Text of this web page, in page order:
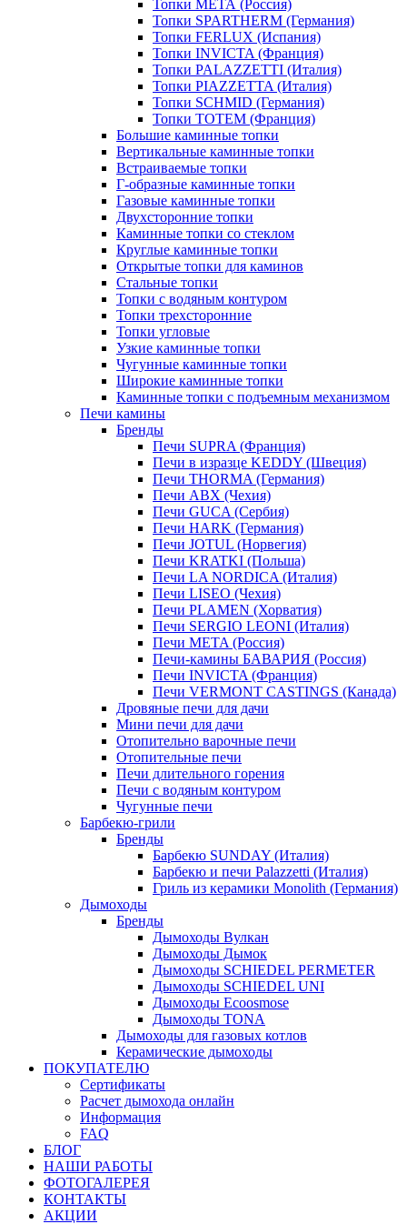
Топки МЕТА (Россия)
Топки SPARTHERM (Германия)
Топки FERLUX (Испания)
Топки INVICTA (Франция)
Топки PALAZZETTI (Италия)
Топки PIAZZETTA (Италия)
Топки SCHMID (Германия)
Топки TOTEM (Франция)
Большие каминные топки
Вертикальные каминные топки
Встраиваемые топки
Г-образные каминные топки
Газовые каминные топки
Двухсторонние топки
Каминные топки со стеклом
Круглые каминные топки
Открытые топки для каминов
Стальные топки
Топки с водяным контуром
Топки трехсторонние
Топки угловые
Узкие каминные топки
Чугунные каминные топки
Широкие каминные топки
Каминные топки с подъемным механизмом
Печи камины
Бренды
Печи SUPRA (Франция)
Печи в изразце KEDDY (Швеция)
Печи THORMA (Германия)
Печи ABX (Чехия)
Печи GUCA (Сербия)
Печи HARK (Германия)
Печи JOTUL (Норвегия)
Печи KRATKI (Польша)
Печи LA NORDICA (Италия)
Печи LISEO (Чехия)
Печи PLAMEN (Хорватия)
Печи SERGIO LEONI (Италия)
Печи META (Россия)
Печи-камины БАВАРИЯ (Россия)
Печи INVICTA (Франция)
Печи VERMONT CASTINGS (Канада)
Дровяные печи для дачи
Мини печи для дачи
Отопительно варочные печи
Отопительные печи
Печи длительного горения
Печи с водяным контуром
Чугунные печи
Барбекю-грили
Бренды
Барбекю SUNDAY (Италия)
Барбекю и печи Palazzetti (Италия)
Гриль из керамики Monolith (Германия)
Дымоходы
Бренды
Дымоходы Вулкан
Дымоходы Дымок
Дымоходы SCHIEDEL PERMETER
Дымоходы SCHIEDEL UNI
Дымоходы Ecoosmose
Дымоходы TONA
Дымоходы для газовых котлов
Керамические дымоходы
ПОКУПАТЕЛЮ
Сертификаты
Расчет дымохода онлайн
Информация
FAQ
БЛОГ
НАШИ РАБОТЫ
ФОТОГАЛЕРЕЯ
КОНТАКТЫ
АКЦИИ